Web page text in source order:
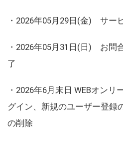
・2026年05月29日(金) サー
・2026年05月31日(日) お問
了
・2026年6月末日 WEBオンリ
グイン、新規のユーザー登録
の削除